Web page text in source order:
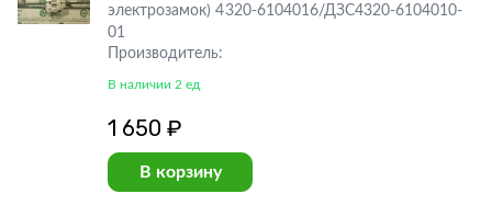
электрозамок) 4320-6104016/ДЗС4320-6104010-
01
Производитель:
В наличии 2 ед
1 650 ₽
В корзину